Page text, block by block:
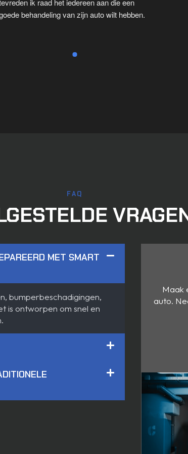
behandeling van zijn auto wilt hebben.
FAQ
MET SMART
bumperbeschadigingen,
is ontworpen om snel en
Maak
auto.